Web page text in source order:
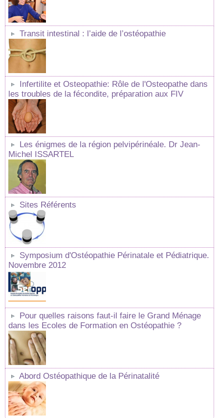
Transit intestinal : l’aide de l’ostéopathie
Infertilite et Osteopathie: Rôle de l'Osteopathe dans
les troubles de la fécondite, préparation aux FIV
Les énigmes de la région pelvipérinéale. Dr Jean-
Michel ISSARTEL
Sites Référents
Symposium d'Ostéopathie Périnatale et Pédiatrique.
Novembre 2012
Pour quelles raisons faut-il faire le Grand Ménage
dans les Ecoles de Formation en Ostéopathie ?
Abord Ostéopathique de la Périnatalité